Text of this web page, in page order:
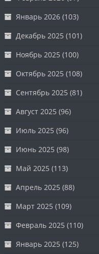
Январь 2026 (103)
Декабрь 2025 (101)
Ноябрь 2025 (100)
Октябрь 2025 (108)
Сентябрь 2025 (81)
Август 2025 (96)
Июль 2025 (96)
Июнь 2025 (98)
Май 2025 (113)
Апрель 2025 (88)
Март 2025 (109)
Февраль 2025 (110)
Январь 2025 (125)